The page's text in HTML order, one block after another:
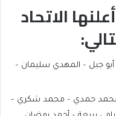
الاتحاد
جبل – المهدي سليمان –
محمد حمدي – محمد شكري –